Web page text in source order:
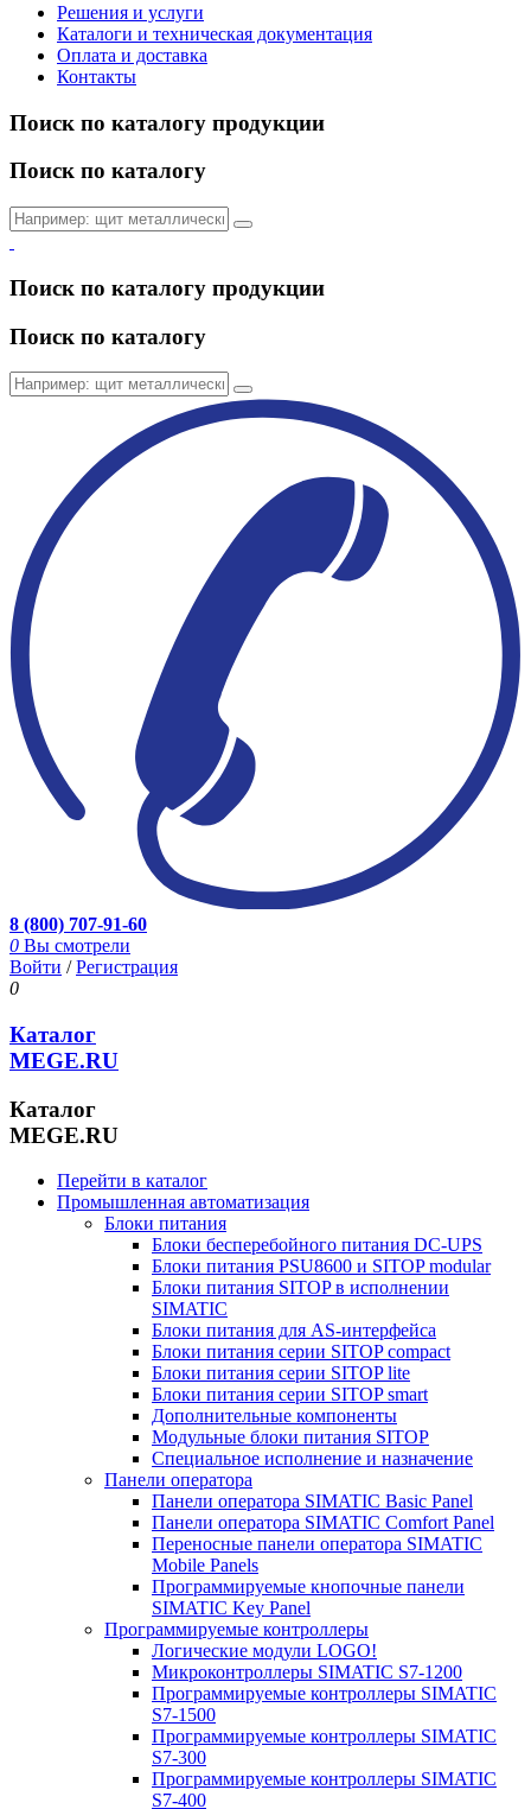
Решения и услуги
Каталоги и техническая документация
Оплата и доставка
Контакты
Поиск по каталогу продукции
Поиск по каталогу
Поиск по каталогу продукции
Поиск по каталогу
8 (800) 707-91-60
0 Вы смотрели
Войти /Регистрация
0
Каталог
MEGE.RU
Каталог
MEGE.RU
Перейти в каталог
Промышленная автоматизация
Блоки питания
Блоки бесперебойного питания DC-UPS
Блоки питания PSU8600 и SITOP modular
Блоки питания SITOP в исполнении
SIMATIC
Блоки питания для AS-интерфейса
Блоки питания серии SITOP compact
Блоки питания серии SITOP lite
Блоки питания серии SITOP smart
Дополнительные компоненты
Модульные блоки питания SITOP
Специальное исполнение и назначение
Панели оператора
Панели оператора SIMATIC Basic Panel
Панели оператора SIMATIC Comfort Panel
Переносные панели оператора SIMATIC
Mobile Panels
Программируемые кнопочные панели
SIMATIC Key Panel
Программируемые контроллеры
Логические модули LOGO!
Микроконтроллеры SIMATIC S7-1200
Программируемые контроллеры SIMATIC
S7-1500
Программируемые контроллеры SIMATIC
S7-300
Программируемые контроллеры SIMATIC
S7-400